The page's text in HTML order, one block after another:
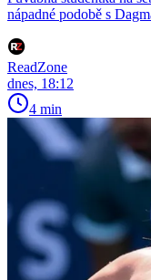
nápadné podobě s
ReadZone
dnes, 18:12
4 min